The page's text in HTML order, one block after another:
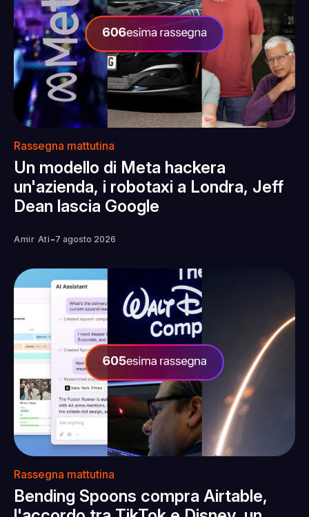
Rassegna mattutina
Un modello di Meta hackera
un'azienda, i robotaxi a Londra, Jeff
Dean lascia Google
Amir Ati -7 agosto 2026
Rassegna mattutina
Bending Spoons compra Airtable,